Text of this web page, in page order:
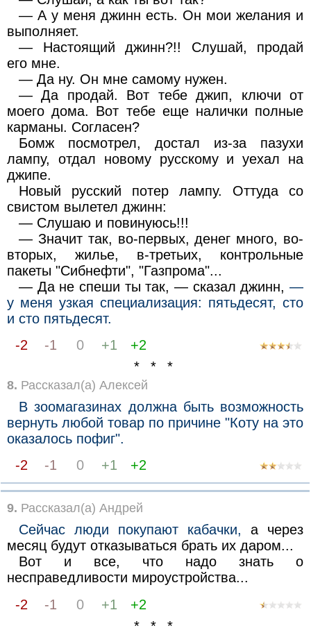
— А у меня джинн есть. Он мои желания и
выполняет.
— Настоящий джинн?!! Слушай, продай
его мне.
— Да ну. Он мне самому нужен.
— Да продай. Вот тебе джип, ключи от
моего дома. Вот тебе еще налички полные
карманы. Согласен?
Бомж посмотрел, достал из-за пазухи
лампу, отдал новому русскому и уехал на
джипе.
Новый русский потер лампу. Оттуда со
свистом вылетел джинн:
— Слушаю и повинуюсь!!!
— Значит так, во-первых, денег много, во-
вторых, жилье, в-третьих, контрольные
пакеты "Сибнефти", "Газпрома"...
— Да не спеши ты так, — сказал джинн,—
у меня узкая специализация: пятьдесят, сто
и сто пятьдесят.
-2
-1 0 +1
+2
* * *
8. Рассказал(а) Алексей
В зоомагазинах должна быть возможность
вернуть любой товар по причине "Коту на это
оказалось пофиг".
-2
-1 0 +1 +2
9. Рассказал(а) Андрей
Сейчас люди покупают кабачки, а через
месяц будут отказываться брать их даром...
Вот и все, что надо знать о
несправедливости мироустройства...
-2
-1 0 +1
+2
* * *